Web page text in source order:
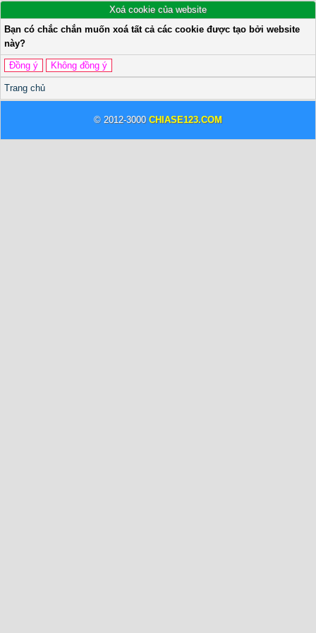
Xoá cookie của website
Bạn có chắc chắn muốn xoá tất cả các cookie được tạo bởi website
này?
Trang chủ
© 2012-3000 CHIASE123.COM